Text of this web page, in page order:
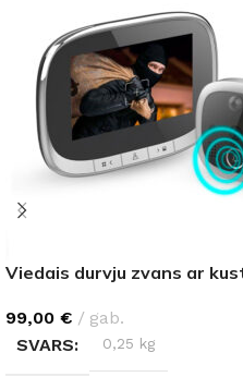
Viedais durvju zvans ar
99,00 €
gab.
SVARS
0,25 kg